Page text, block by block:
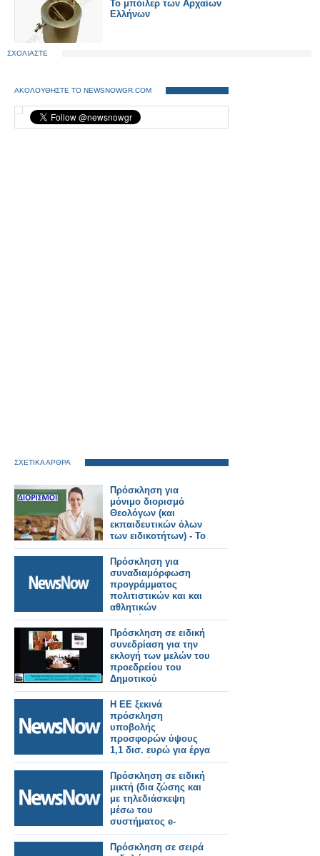
Το μπόιλερ των Αρχαίων
Ελλήνων
ΣΧΟΛΙΑΣΤΕ
ΑΚΟΛΟΥΘΗΣΤΕ ΤΟ NEWSNOWGR.COM
ΣΧΕΤΙΚΑ ΑΡΘΡΑ
Πρόσκληση για
μόνιμο διορισμό
Θεολόγων (και
εκπαιδευτικών όλων
των ειδικοτήτων) - Το
ΦΕΚ
Πρόσκληση για
συναδιαμόρφωση
προγράμματος
πολιτιστικών και και
αθλητικών
εκδηλώσεων του
Αυγούστου 2026 για
τον Μύτικα. Δευτέρα
20 Ιουλίου στις 9:00
μ.μ., αντί για Σάββατο
18 Ιουλίου που ήταν η
αρχική πρόσκληση.
Πρόσκληση σε ειδική
συνεδρίαση για την
εκλογή των μελών του
προεδρείου του
Δημοτικού
Συμβουλίου και της
Δημοτικής Επιτροπής
την Τετάρτη 1 Ιουλίου.
Η ΕΕ ξεκινά
πρόσκληση
υποβολής
προσφορών ύψους
1,1 δισ. ευρώ για έργα
υποδομής που
καλύπτουν
σιδηροδρομικά έργα.
Πρόσκληση σε ειδική
μικτή (δια ζώσης και
με τηλεδιάσκεψη
μέσω του
συστήματος e-
presence.gov.gr)
συνεδρίασης του
Πρόσκληση σε σειρά